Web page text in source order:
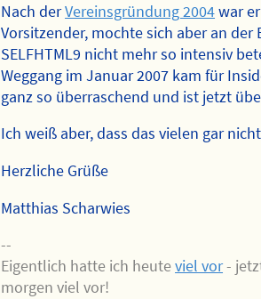
Nach derVereinsgründung 2004war
Vorsitzender, mochte sich aber an der
SELFHTML9 nicht mehr so intensiv
Weggang im Januar 2007 kam für
ganz so überraschend und ist jetzt
Ich weiß aber, dass das vielen gar
Herzliche Grüße
Matthias Scharwies
--
Eigentlich hatte ich heuteviel vor-
morgen viel vor!